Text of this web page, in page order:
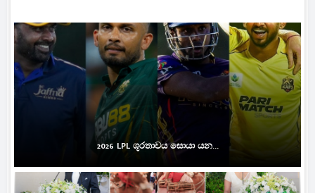
2026 LPL ශූරතාවය සොයා යන...